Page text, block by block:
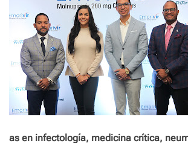
as en infectología, medicina crítica,